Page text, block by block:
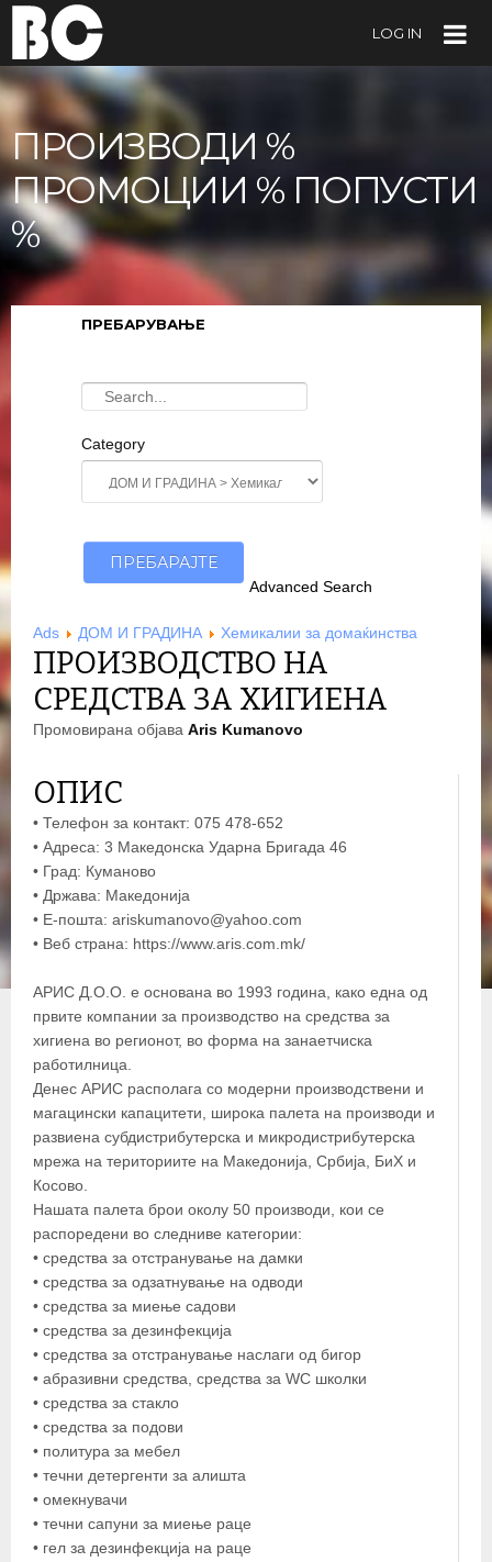
LOG IN
ПРОИЗВОДИ %
ПРОМОЦИИ % ПОПУСТИ
%
ПРЕБАРУВАЊЕ
Category
Advanced Search
Ads ДОМ И ГРАДИНА Хемикалии за домаќинства
ПРОИЗВОДСТВО НА
СРЕДСТВА ЗА ХИГИЕНА
Промовирана објава Aris Kumanovo
ОПИС
• Телефон за контакт: 075 478-652
• Адреса: 3 Македонска Ударна Бригада 46
• Град: Куманово
• Држава: Македонија
• Е-пошта: ariskumanovo@yahoo.com
• Веб страна: https://www.aris.com.mk/
АРИС Д.О.О. е основана во 1993 година, како една од
првите компании за производство на средства за
хигиена во регионот, во форма на занаетчиска
работилница.
Денес АРИС располага со модерни производствени и
магацински капацитети, широка палета на производи и
развиена субдистрибутерска и микродистрибутерска
мрежа на териториите на Македонија, Србија, БиХ и
Косово.
Нашата палета брои околу 50 производи, кои се
распоредени во следниве категории:
• средства за отстранување на дамки
• средства за одзатнување на одводи
• средства за миење садови
• средства за дезинфекција
• средства за отстранување наслаги од бигор
• абразивни средства, средства за WC школки
• средства за стакло
• средства за подови
• политура за мебел
• течни детергенти за алишта
• омекнувачи
• течни сапуни за миење раце
• гел за дезинфекција на раце